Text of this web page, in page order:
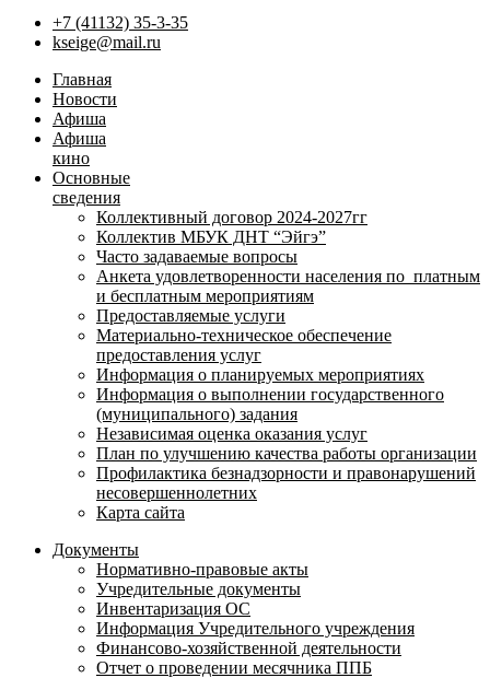
+7 (41132) 35-3-35
kseige@mail.ru
Главная
Новости
Афиша
Афиша
кино
Основные
сведения
Коллективный договор 2024-2027гг
Коллектив МБУК ДНТ “Эйгэ”
Часто задаваемые вопросы
Анкета удовлетворенности населения по платным
и бесплатным мероприятиям
Предоставляемые услуги
Материально-техническое обеспечение
предоставления услуг
Информация о планируемых мероприятиях
Информация о выполнении государственного
(муниципального) задания
Независимая оценка оказания услуг
План по улучшению качества работы организации
Профилактика безнадзорности и правонарушений
несовершеннолетних
Карта сайта
Документы
Нормативно-правовые акты
Учредительные документы
Инвентаризация ОС
Информация Учредительного учреждения
Финансово-хозяйственной деятельности
Отчет о проведении месячника ППБ